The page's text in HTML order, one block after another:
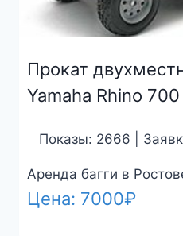
Прокат
Yamaha Rhino 700
Показы: 2666 |
Аренда багги в
Цена: 7000₽